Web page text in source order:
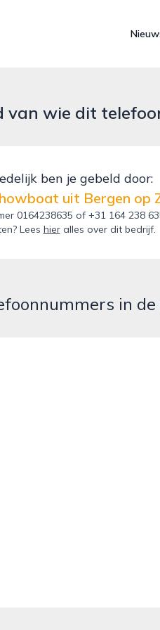
van wie dit
ben je gebeld door:
uit Bergen op
0164238635 of +31 164 238
Lees hieralles over dit bedrijf.
in de